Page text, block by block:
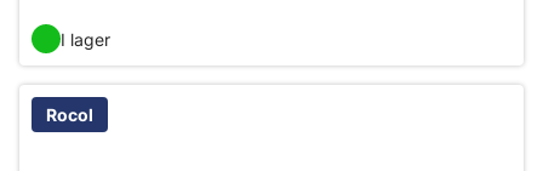
I lager
Rocol